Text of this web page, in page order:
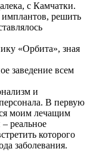
с Камчатки.
решить
«Орбита», зная
заведение всем
и
В первую
моим лечащим
реальное
которого
заболевания.